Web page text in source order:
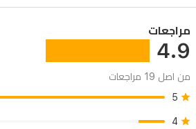
مراجعات
4.9
من اصل 19 مراجعات
5
4